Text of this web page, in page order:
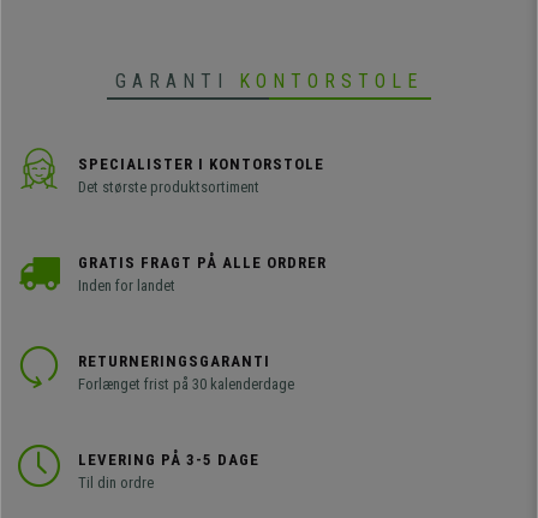
GARANTI KONTORSTOLE
SPECIALISTER I KONTORSTOLE
Det største produktsortiment
GRATIS FRAGT PÅ ALLE ORDRER
Inden for landet
RETURNERINGSGARANTI
Forlænget frist på 30 kalenderdage
LEVERING PÅ 3-5 DAGE
Til din ordre